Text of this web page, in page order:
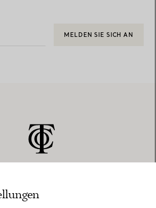
MELDEN SIE SICH AN